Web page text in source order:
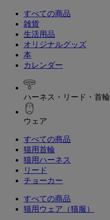
すべての商品
雑貨
生活用品
オリジナルグッズ
本
カレンダー
ハーネス・リード・首輪
ウェア
すべての商品
猫用首輪
猫用ハーネス
リード
チョーカー
すべての商品
猫用ウェア（猫服）